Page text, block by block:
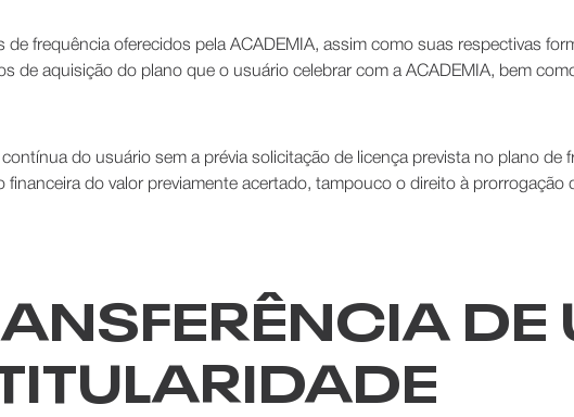
de frequência oferecidos pela ACADEMIA, assim como suas respectivas
de aquisição do plano que o usuário celebrar com a ACADEMIA, bem
do usuário sem a prévia solicitação de licença prevista no plano de
financeira do valor previamente acertado, tampouco o direito à
DE